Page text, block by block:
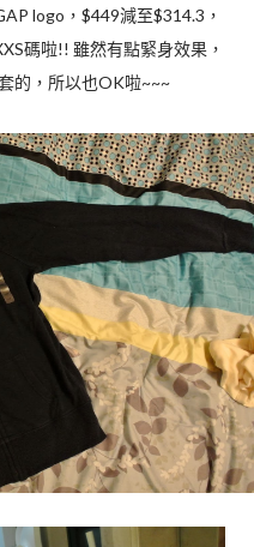
logo，$449減至$314.3，
碼啦!! 雖然有點緊身效果，
的，所以也OK啦~~~